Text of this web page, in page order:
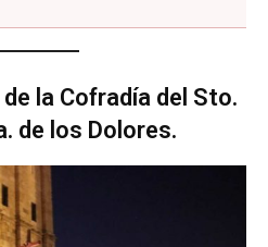
la Cofradía del Sto.
de los Dolores.